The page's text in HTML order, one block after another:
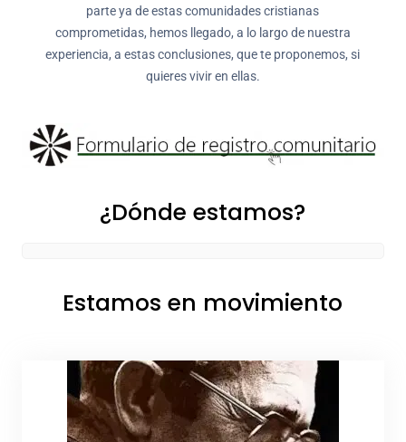
parte ya de estas comunidades cristianas
comprometidas, hemos llegado, a lo largo de nuestra
experiencia, a estas conclusiones, que te proponemos, si
quieres vivir en ellas.
¿Dónde estamos?
Estamos en movimiento